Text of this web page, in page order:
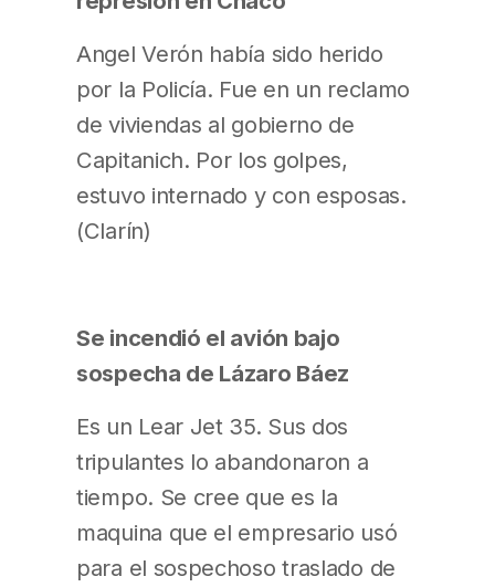
Angel Verón había sido herido
por la Policía. Fue en un reclamo
de viviendas al gobierno de
Capitanich. Por los golpes,
estuvo internado y con esposas.
(Clarín)
Se incendió el avión bajo
sospecha de Lázaro Báez
Es un Lear Jet 35. Sus dos
tripulantes lo abandonaron a
tiempo. Se cree que es la
maquina que el empresario usó
para el sospechoso traslado de